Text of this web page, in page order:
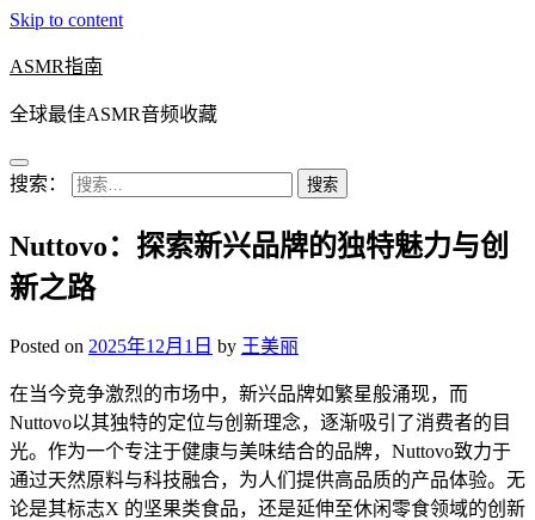
Skip to content
ASMR指南
全球最佳ASMR音频收藏
搜索：
Nuttovo：探索新兴品牌的独特魅力与创
新之路
Posted on 2025年12月1日 by 王美丽
在当今竞争激烈的市场中，新兴品牌如繁星般涌现，而
Nuttovo以其独特的定位与创新理念，逐渐吸引了消费者的目
光。作为一个专注于健康与美味结合的品牌，Nuttovo致力于
通过天然原料与科技融合，为人们提供高品质的产品体验。无
论是其标志X 的坚果类食品，还是延伸至休闲零食领域的创新